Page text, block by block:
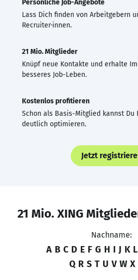
Persönliche Job-Angebote
Lass Dich finden von Arbeitgebern
Recruiter·innen.
21 Mio. Mitglieder
Knüpf neue Kontakte und erhalte
besseres Job-Leben.
Kostenlos profitieren
Schon als Basis-Mitglied kannst Du
deutlich optimieren.
Jetzt
21 Mio. XING
Nachname:
A B C D E F G H I J K L
Q R S T U V W X